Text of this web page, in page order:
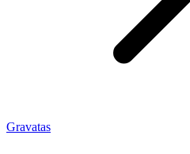
Gravatas